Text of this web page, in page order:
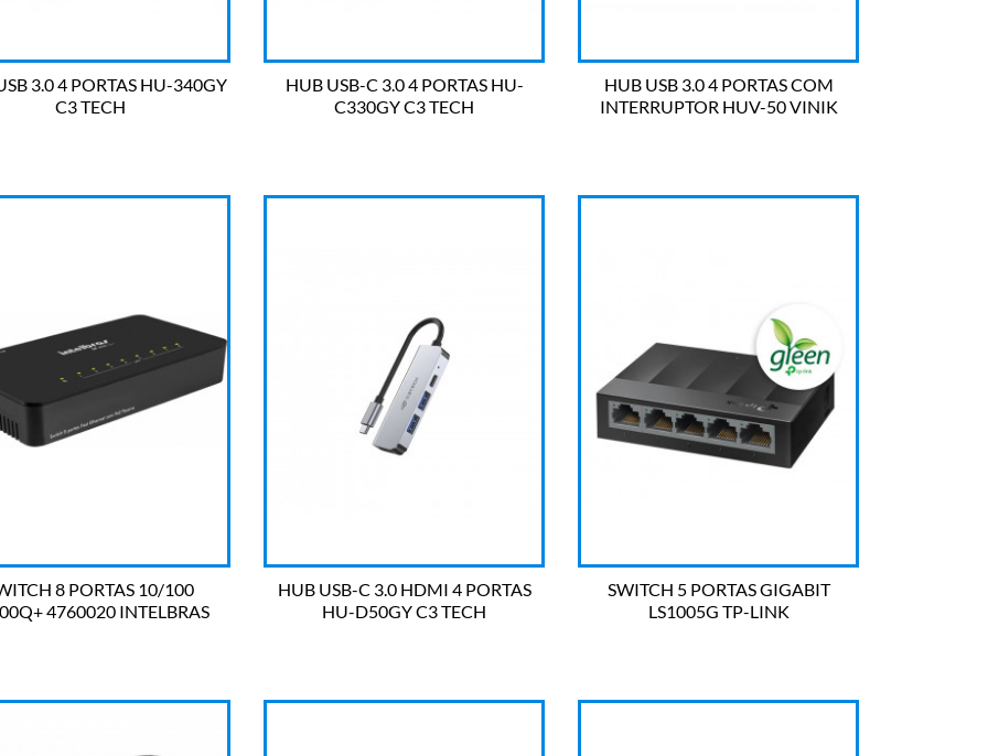
OLHADA RÁPIDA
3.0 4 PORTAS HU-340GY
C3 TECH
OLHADA RÁPIDA
HUB USB-C 3.0 4 PORTAS HU-
C330GY C3 TECH
OLHADA RÁPIDA
HUB USB 3.0 4 PORTAS COM
INTERRUPTOR HUV-50 VINIK
OLHADA RÁPIDA
8 PORTAS 10/100
4760020 INTELBRAS
OLHADA RÁPIDA
HUB USB-C 3.0 HDMI 4 PORTAS
HU-D50GY C3 TECH
OLHADA RÁPIDA
SWITCH 5 PORTAS GIGABIT
LS1005G TP-LINK